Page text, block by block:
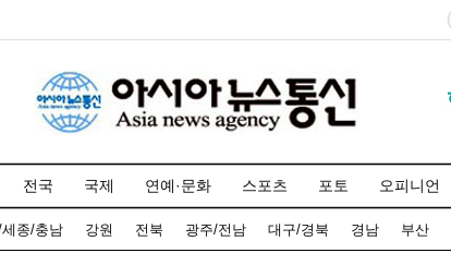
전국 국제 연예·문화 스포츠 포토 오피니언
종/충남 강원 전북 광주/전남 대구/경북 경남 부산